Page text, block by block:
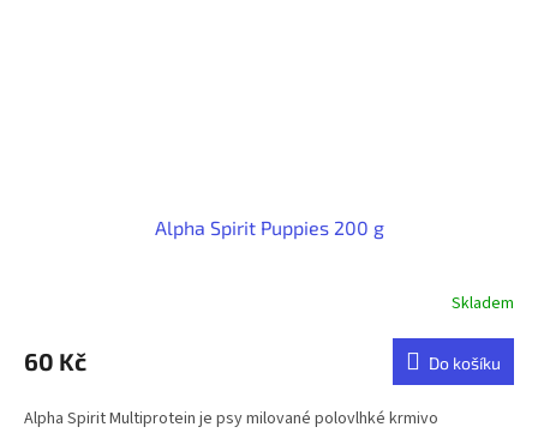
Alpha Spirit Puppies 200 g
Skladem
60 Kč Do košíku
Alpha Spirit Multiprotein je psy milované polovlhké krmivo